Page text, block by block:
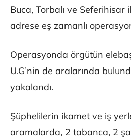
Buca, Torbalı ve Seferihisar
adrese eş zamanlı
Operasyonda örgütün
U.G’nin de aralarında
yakalandı.
Şüphelilerin ikamet ve iş
aramalarda, 2 tabanca, 2